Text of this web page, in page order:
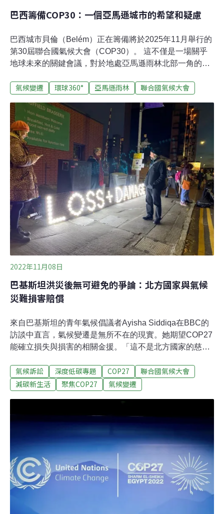
巴西籌備COP30：一個亞馬遜城市的希望和疑慮
巴西城市貝倫（Belém）正在籌備將於2025年11月舉行的
第30屆聯合國氣候大會（COP30）。 這不僅是一場關乎
地球未來的關鍵會議，對於地處亞馬遜雨林北部一角的貝
全世界正在將目光投向這座城市，關注它是否有能力接待
性挑戰。2022年11月，當時的巴西候任總統路易士．伊納
西奧．盧拉．達席爾瓦（Luiz Inácio Lula da Silva）在埃
及參加第27屆聯合國氣候大會（COP27）時呼籲亞馬遜地
區申辦COP30。 「我認為，捍衛亞馬遜和氣候的人們近
距離瞭解這片地區非常重要。」盧拉在大會上說。 2023年
1月就職后，盧拉正式啟動了貝倫申辦COP30的進程。
2023年年底聯合國批准了這一申辦請求。
氣候變遷 環球360° 亞馬遜雨林 聯合國氣候大會
2022年11月08日
巴基斯坦洪災後無可避免的爭論：北方國家與氣候
災難損害賠償
來自巴基斯坦的青年氣候倡議者Ayisha Siddiqa在BBC的
訪談中直言，氣候變遷是無所不在的現實。她期望COP27
能確立損失與損害的相關金援。「這不是北方國家的慈善
地持續發生。北美洲與歐洲野火、乾旱不斷，西非與中非
則因持續不斷的洪災，總計近12萬5千人被迫撤離家園。
氣候訴訟 深度低碳專題 COP27
聯合國氣候大會
減碳新生活
聚焦COP27 氣候變遷